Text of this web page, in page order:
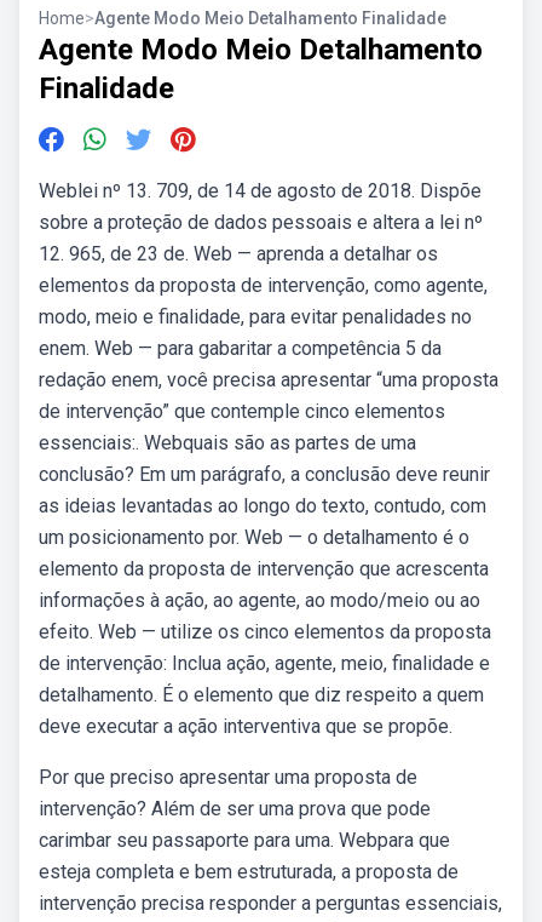
Home>Agente Modo Meio Detalhamento Finalidade
Agente Modo Meio Detalhamento
Finalidade
Weblei nº 13. 709, de 14 de agosto de 2018. Dispõe
sobre a proteção de dados pessoais e altera a lei nº
12. 965, de 23 de. Web — aprenda a detalhar os
elementos da proposta de intervenção, como agente,
modo, meio e finalidade, para evitar penalidades no
enem. Web — para gabaritar a competência 5 da
redação enem, você precisa apresentar “uma proposta
de intervenção” que contemple cinco elementos
essenciais:. Webquais são as partes de uma
conclusão? Em um parágrafo, a conclusão deve reunir
as ideias levantadas ao longo do texto, contudo, com
um posicionamento por. Web — o detalhamento é o
elemento da proposta de intervenção que acrescenta
informações à ação, ao agente, ao modo/meio ou ao
efeito. Web — utilize os cinco elementos da proposta
de intervenção: Inclua ação, agente, meio, finalidade e
detalhamento. É o elemento que diz respeito a quem
deve executar a ação interventiva que se propõe.
Por que preciso apresentar uma proposta de
intervenção? Além de ser uma prova que pode
carimbar seu passaporte para uma. Webpara que
esteja completa e bem estruturada, a proposta de
intervenção precisa responder a perguntas essenciais,